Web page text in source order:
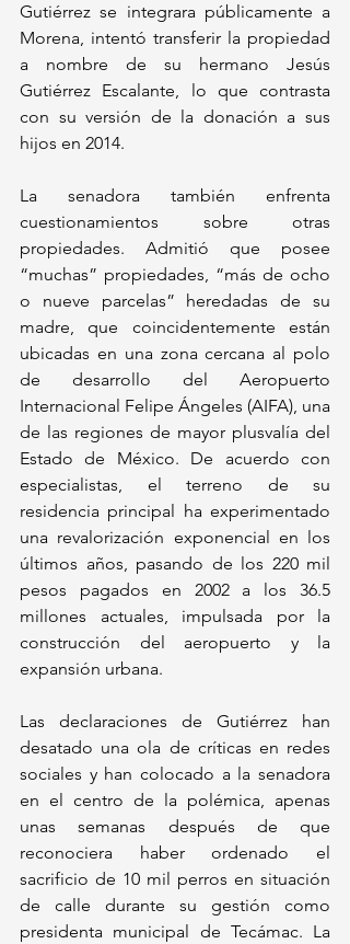
Gutiérrez se integrara públicamente a
Morena, intentó transferir la propiedad
a nombre de su hermano Jesús
Gutiérrez Escalante, lo que contrasta
con su versión de la donación a sus
hijos en 2014.
La senadora también enfrenta
cuestionamientos sobre otras
propiedades. Admitió que posee
“muchas” propiedades, “más de ocho
o nueve parcelas” heredadas de su
madre, que coincidentemente están
ubicadas en una zona cercana al polo
de desarrollo del Aeropuerto
Internacional Felipe Ángeles (AIFA), una
de las regiones de mayor plusvalía del
Estado de México. De acuerdo con
especialistas, el terreno de su
residencia principal ha experimentado
una revalorización exponencial en los
últimos años, pasando de los 220 mil
pesos pagados en 2002 a los 36.5
millones actuales, impulsada por la
construcción del aeropuerto y la
expansión urbana.
Las declaraciones de Gutiérrez han
desatado una ola de críticas en redes
sociales y han colocado a la senadora
en el centro de la polémica, apenas
unas semanas después de que
reconociera haber ordenado el
sacrificio de 10 mil perros en situación
de calle durante su gestión como
presidenta municipal de Tecámac. La